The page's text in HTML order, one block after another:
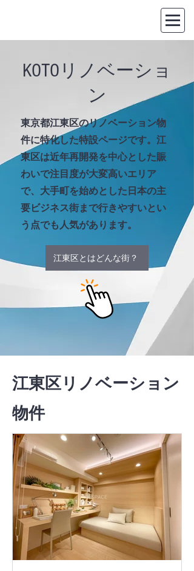
​KOTO リノベーショ
ン
東京都江東区のリノベーション物
件に特化した特設ページです。江
東区は近年再開発を中心とした賑
わいで注目度が大変高いエリア
で、大手町を始めとした日本の主
要ビジネス街まで行きやすいとい
う点でも人気があります。
江東区とはどんな街？
江東区リノベーション
物件